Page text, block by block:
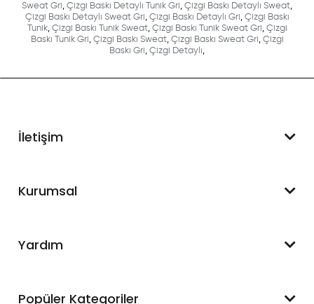
Sweat Gri, Çizgi Baskı Detaylı Tunik Gri, Çizgi Baskı Detaylı Sweat,
Çizgi Baskı Detaylı Sweat Gri, Çizgi Baskı Detaylı Gri, Çizgi Baskı
Tunik, Çizgi Baskı Tunik Sweat, Çizgi Baskı Tunik Sweat Gri, Çizgi
Baskı Tunik Gri, Çizgi Baskı Sweat, Çizgi Baskı Sweat Gri, Çizgi
Baskı Gri, Çizgi Detaylı,
İletişim
WhatsApp Destek
Kurumsal
Hakkımızda
Yardım
Hesabım
Popüler Kategoriler